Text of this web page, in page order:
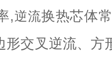
,逆流换热芯体
形交叉逆流、方